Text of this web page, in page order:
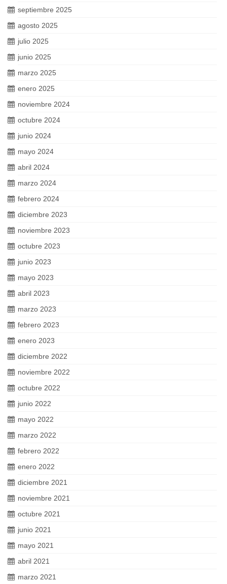
septiembre 2025
agosto 2025
julio 2025
junio 2025
marzo 2025
enero 2025
noviembre 2024
octubre 2024
junio 2024
mayo 2024
abril 2024
marzo 2024
febrero 2024
diciembre 2023
noviembre 2023
octubre 2023
junio 2023
mayo 2023
abril 2023
marzo 2023
febrero 2023
enero 2023
diciembre 2022
noviembre 2022
octubre 2022
junio 2022
mayo 2022
marzo 2022
febrero 2022
enero 2022
diciembre 2021
noviembre 2021
octubre 2021
junio 2021
mayo 2021
abril 2021
marzo 2021